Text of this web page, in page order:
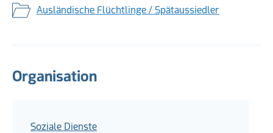
Ausländische Flüchtlinge / Spätaussiedler
Organisation
Soziale Dienste